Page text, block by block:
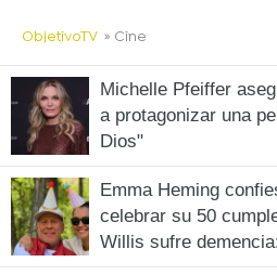
ObjetivoTV » Cine
Michelle Pfeiffer
a protagonizar una
Dios"
Emma Heming
celebrar su 50
Willis sufre